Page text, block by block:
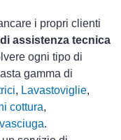
i propri clienti
assistenza tecnica
ogni tipo di
gamma di
, Lavastoviglie,
cottura,
.